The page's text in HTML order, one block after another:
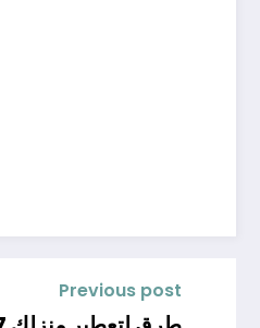
Previous post